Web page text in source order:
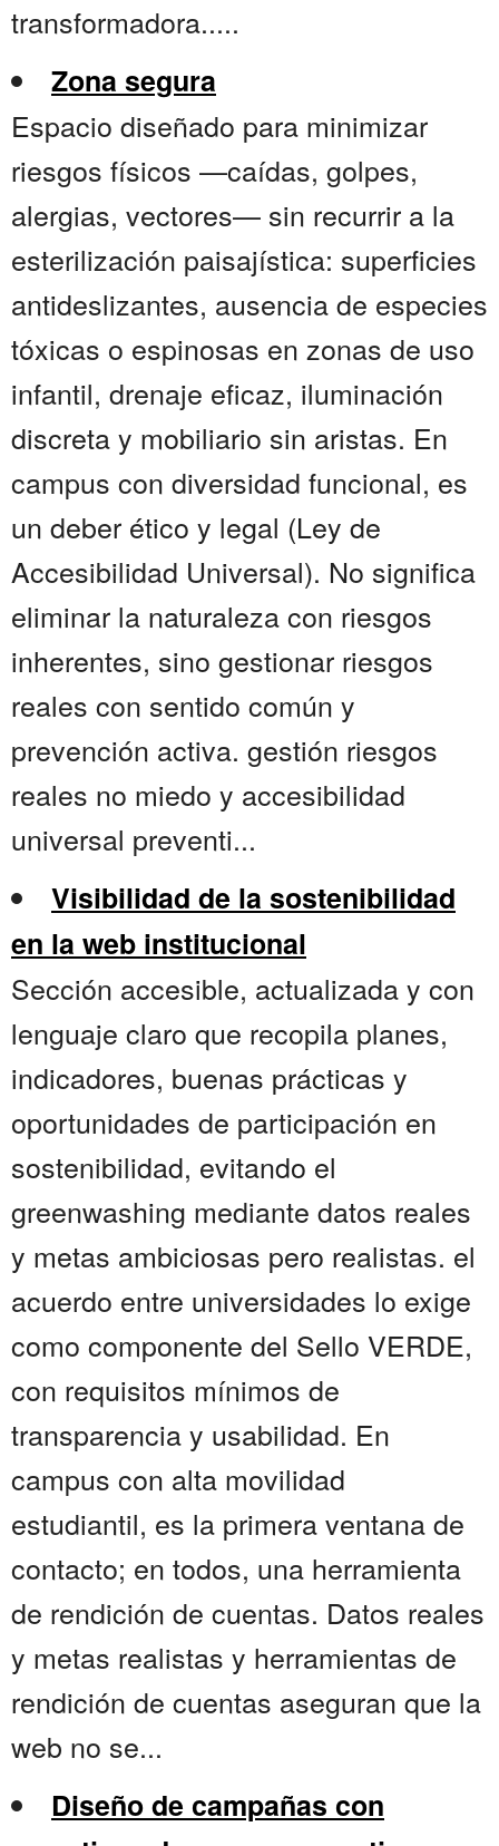
transformadora.....
Zona segura
Espacio diseñado para minimizar
riesgos físicos —caídas, golpes,
alergias, vectores— sin recurrir a la
esterilización paisajística: superficies
antideslizantes, ausencia de especies
tóxicas o espinosas en zonas de uso
infantil, drenaje eficaz, iluminación
discreta y mobiliario sin aristas. En
campus con diversidad funcional, es
un deber ético y legal (Ley de
Accesibilidad Universal). No significa
eliminar la naturaleza con riesgos
inherentes, sino gestionar riesgos
reales con sentido común y
prevención activa. gestión riesgos
reales no miedo y accesibilidad
universal preventi...
Visibilidad de la sostenibilidad
en la web institucional
Sección accesible, actualizada y con
lenguaje claro que recopila planes,
indicadores, buenas prácticas y
oportunidades de participación en
sostenibilidad, evitando el
greenwashing mediante datos reales
y metas ambiciosas pero realistas. el
acuerdo entre universidades lo exige
como componente del Sello VERDE,
con requisitos mínimos de
transparencia y usabilidad. En
campus con alta movilidad
estudiantil, es la primera ventana de
contacto; en todos, una herramienta
de rendición de cuentas. Datos reales
y metas realistas y herramientas de
rendición de cuentas aseguran que la
web no se...
Diseño de campañas con